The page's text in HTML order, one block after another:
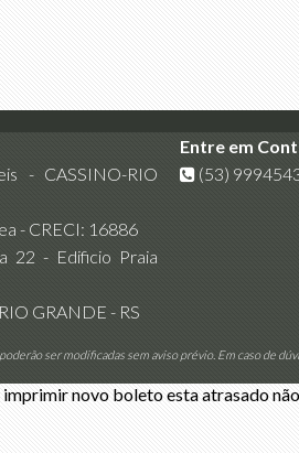
- CASSINO-RIO
- CRECI: 16886
22 - Edificio Praia
GRANDE - RS
Entre em
(53)
ser modificadas sem aviso prévio. Em caso de
novo boleto esta atrasado